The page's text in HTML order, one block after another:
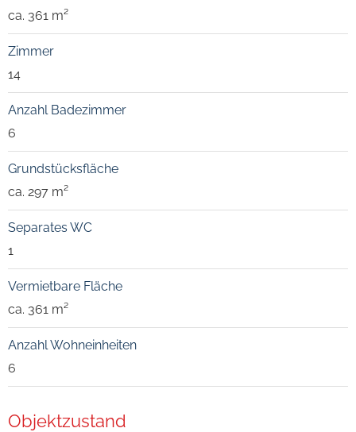
ca. 361 m²
Zimmer
14
Anzahl Badezimmer
6
Grundstücksfläche
ca. 297 m²
Separates WC
1
Vermietbare Fläche
ca. 361 m²
Anzahl Wohneinheiten
6
Objektzustand